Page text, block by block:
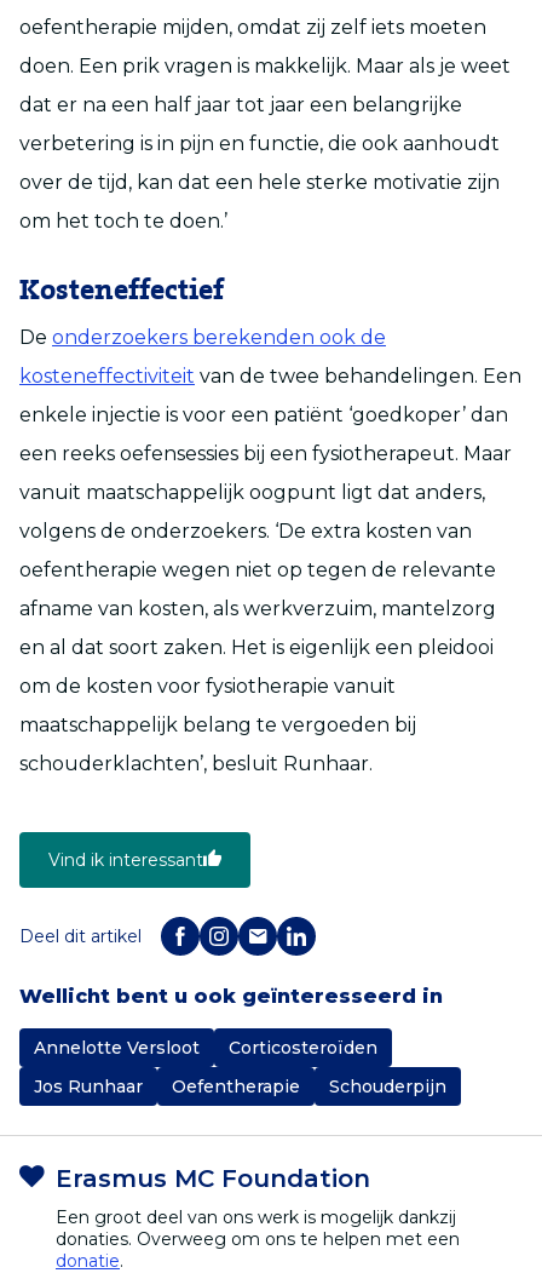
oefentherapie mijden, omdat zij zelf iets moeten
doen. Een prik vragen is makkelijk. Maar als je weet
dat er na een half jaar tot jaar een belangrijke
verbetering is in pijn en functie, die ook aanhoudt
over de tijd, kan dat een hele sterke motivatie zijn
om het toch te doen.’
Kosteneffectief
De onderzoekers berekenden ook de
kosteneffectiviteit van de twee behandelingen. Een
enkele injectie is voor een patiënt ‘goedkoper’ dan
een reeks oefensessies bij een fysiotherapeut. Maar
vanuit maatschappelijk oogpunt ligt dat anders,
volgens de onderzoekers. ‘De extra kosten van
oefentherapie wegen niet op tegen de relevante
afname van kosten, als werkverzuim, mantelzorg
en al dat soort zaken. Het is eigenlijk een pleidooi
om de kosten voor fysiotherapie vanuit
maatschappelijk belang te vergoeden bij
schouderklachten’, besluit Runhaar.
Vind ik interessant
Deel dit artikel
Wellicht bent u ook geïnteresseerd in
Annelotte Versloot
Corticosteroïden
Jos Runhaar
Oefentherapie Schouderpijn
Erasmus MC Foundation
Een groot deel van ons werk is mogelijk dankzij
donaties. Overweeg om ons te helpen met een
donatie.